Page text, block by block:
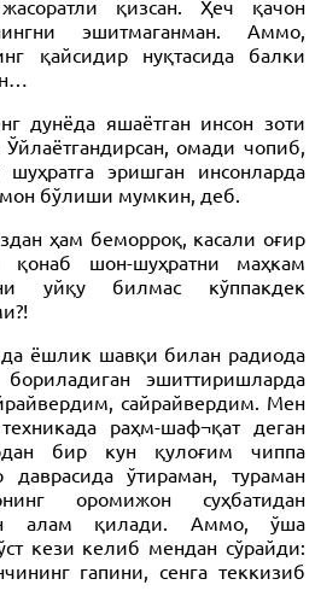
қизсан. Ҳеч қачон
эшитмаганман. Аммо,
қайсидир нуқтасида балки
дунёда яшаётган инсон зоти
омади чопиб,
эришган инсонларда
бўлиши мумкин, деб.
ҳам беморроқ, касали оғир
қонаб шон-шуҳратни маҳкам
уйқу билмас кўппакдек
ёшлик шавқи билан радиода
эшиттиришларда
сайрайвердим. Мен
раҳм-шаф¬қат деган
бир кун қулоғим чиппа
ўтираман, тураман
оромижон суҳбатидан
алам қилади. Аммо, ўша
кези келиб мендан сўрайди:
гапини, сенга теккизиб